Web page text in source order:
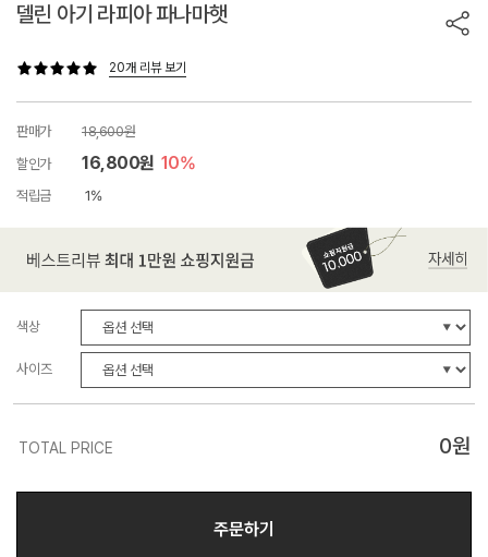
델린 아기 라피아 파나마햇
20개 리뷰 보기
판매가
18,600원
할인가
16,800원 10%
적립금 1%
색상
사이즈
TOTAL PRICE 0원
주문하기